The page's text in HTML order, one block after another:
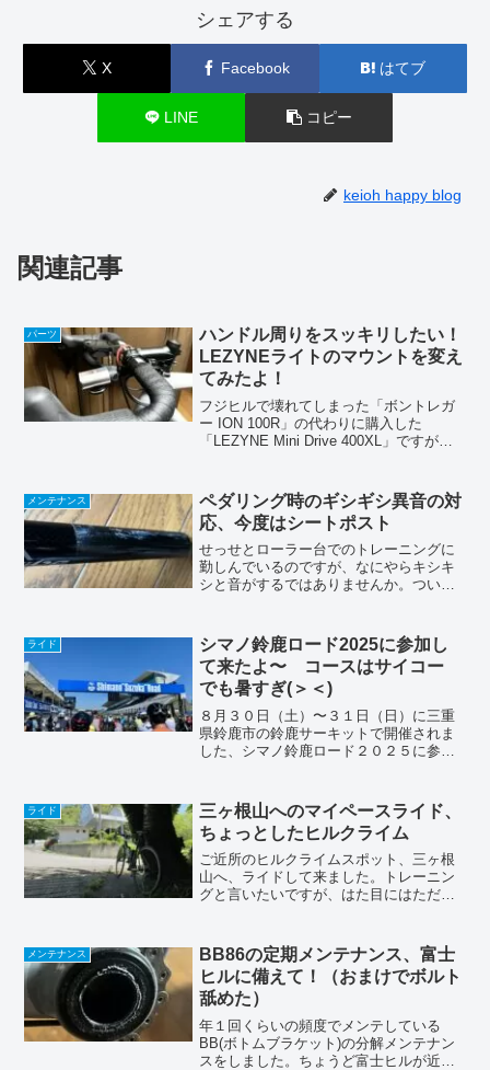
シェアする
X Facebook はてブ
LINE コピー
keioh happy blog
関連記事
パーツ
ハンドル周りをスッキリしたい！
LEZYNEライトのマウントを変え
てみたよ！
フジヒルで壊れてしまった「ボントレガ
ー ION 100R」の代わりに購入した
「LEZYNE Mini Drive 400XL」ですが、
ルバーの上にドッカリと物が乗っかっ...
メンテナンス
ペダリング時のギシギシ異音の対
応、今度はシートポスト
せっせとローラー台でのトレーニングに
勤しんでいるのですが、なにやらキシキ
シと音がするではありませんか。ついこ
言うのに∑(ﾟДﾟ)異音って言う物は、音は
すれども姿は見えず...
ライド
シマノ鈴鹿ロード2025に参加し
て来たよ〜 コースはサイコー
でも暑すぎ(＞＜)
８月３０日（土）〜３１日（日）に三重
県鈴鹿市の鈴鹿サーキットで開催されま
した、シマノ鈴鹿ロード２０２５に参加
増やそうかと思ったんですが、初めての
参加だし、猛暑アラート中...
ライド
三ヶ根山へのマイペースライド、
ちょっとしたヒルクライム
ご近所のヒルクライムスポット、三ヶ根
山へ、ライドして来ました。トレーニン
グと言いたいですが、はた目にはただの
グメントは、このうえの右カーブ辺りか
らです。三ヶ根山入口まず...
メンテナンス
BB86の定期メンテナンス、富士
ヒルに備えて！（おまけでボルト
舐めた）
年１回くらいの頻度でメンテしている
BB(ボトムブラケット)の分解メンテナン
スをしました。ちょうど富士ヒルが近づ